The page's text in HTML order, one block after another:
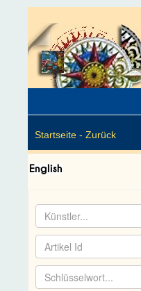
Startseite - Zurück